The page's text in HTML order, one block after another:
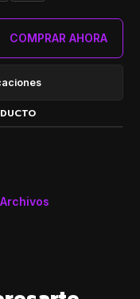
COMPRAR AHORA
Archivos